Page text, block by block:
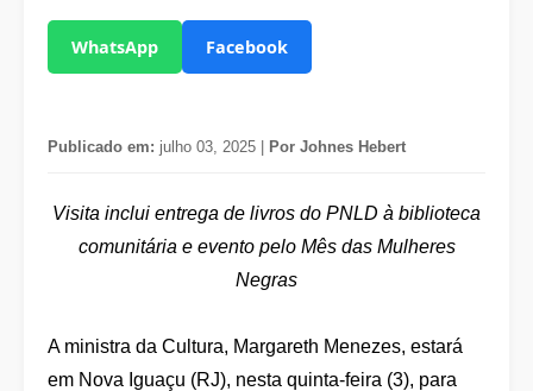
WhatsApp Facebook
Publicado em: julho 03, 2025 | Por Johnes Hebert
Visita inclui entrega de livros do PNLD à biblioteca
comunitária e evento pelo Mês das Mulheres
Negras
A ministra da Cultura, Margareth Menezes, estará
em Nova Iguaçu (RJ), nesta quinta-feira (3), para